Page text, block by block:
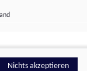
Nichts akzeptieren